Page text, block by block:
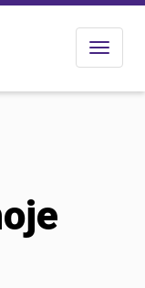
Toggle